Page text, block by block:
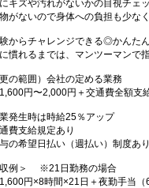
キズや汚れがないかの目視チェ
がないので身体への負担も少な
からチャレンジできる◎かんた
慣れるまでは、マンツーマンで
更の範囲）会社の定める業務
円〜2,000円＋交通費全額支
発生時は時給25％アップ
費支給規定あり
の希望日払い（週払い）制度あり
収例＞ ※21日勤務の場合
円×8時間×21日＋夜勤手当